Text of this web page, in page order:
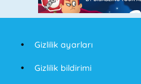
Gizlilik ayarları
Gizlilik bildirimi